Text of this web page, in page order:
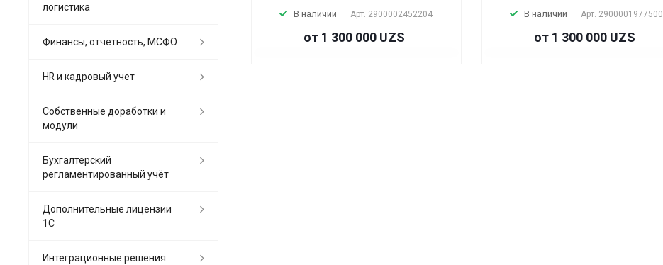
В наличии Арт. 2900002452204
от 1 300 000 UZS
В наличии Арт. 2900001977500
от 1 300 000 UZS
логистика
Финансы, отчетность, МСФО
HR и кадровый учет
Собственные доработки и
модули
Бухгалтерский
регламентированный учёт
Дополнительные лицензии
1С
Интеграционные решения